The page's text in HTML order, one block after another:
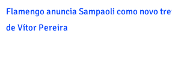
Flamengo anuncia Sampaoli como novo
de Vítor Pereira